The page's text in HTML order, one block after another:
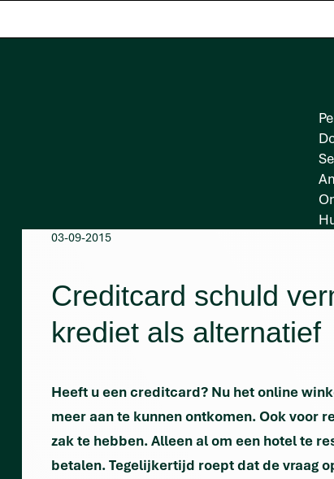
03-09-2015
Creditcard schuld
krediet als alternatief
Heeft u een creditcard? Nu het online
meer aan te kunnen ontkomen. Ook voor
zak te hebben. Alleen al om een hotel te
betalen. Tegelijkertijd roept dat de vraag